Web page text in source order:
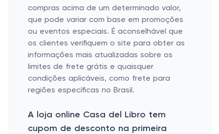
compras acima de um determinado valor,
que pode variar com base em promoções
ou eventos especiais. É aconselhável que
os clientes verifiquem o site para obter as
informações mais atualizadas sobre os
limites de frete grátis e quaisquer
condições aplicáveis, como frete para
regiões específicas no Brasil.
A loja online Casa del Libro tem
cupom de desconto na primeira